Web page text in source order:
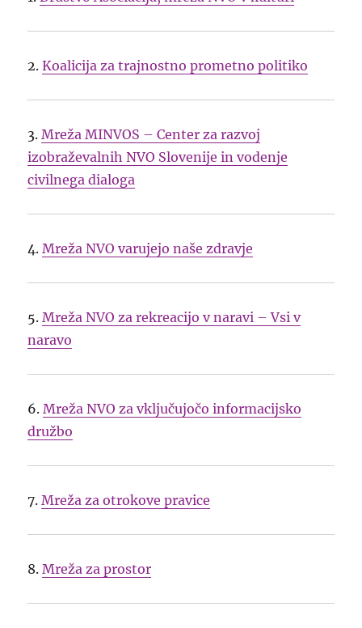
2.Koalicija za trajnostno prometno politiko
3.Mreža MINVOS – Center za razvoj
izobraževalnih NVO Slovenije in vodenje
civilnega dialoga
4.Mreža NVO varujejo naše zdravje
5.Mreža NVO za rekreacijo v naravi – Vsi v
naravo
6.Mreža NVO za vključujočo informacijsko
družbo
7.Mreža za otrokove pravice
8.Mreža za prostor